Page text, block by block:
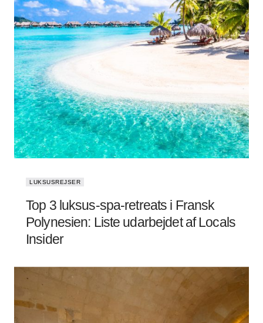
LUKSUSREJSER
Top 3 luksus-spa-retreats i Fransk
Polynesien: Liste udarbejdet af Locals
Insider